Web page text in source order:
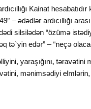
Kainat
– ədədlər ardıcıllığı
silsilədən “özümə
tə`yin edər” – “neçə
yaraşığını, təravətini
mənimsədiyi elmlərin,